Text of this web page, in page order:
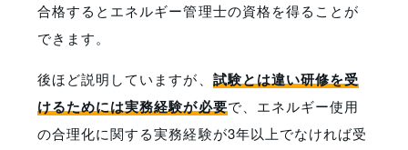
合格するとエネルギー管理士の資格を得ることが
できます。
後ほど説明していますが、 試験とは違い研修を受
けるためには実務経験が必要で、エネルギー使用
の合理化に関する実務経験が3年以上でなければ受